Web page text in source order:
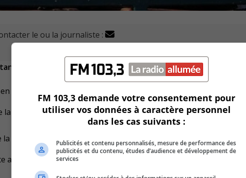
le ou la journaliste :
supplémentaire de 2 287 000$ pour terminer les travaux
2021 puis commencés l’an dernier, étaient de 12,3 M$.
rue Houde, de Mayfair, et de l’Université.
rue du Collège entre Kimber et Matheson.
FM 103,3 demande votre consentement pour
utiliser vos données à caractère personnel
dans les cas suivants :
Publicités et contenu personnalisés, mesure de performance des
publicités et du contenu, études d’audience et développement de
services